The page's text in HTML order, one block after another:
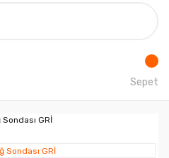
Sepet